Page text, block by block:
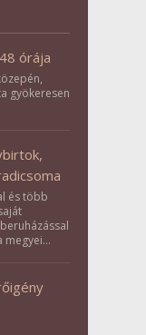
órája
gyökeresen
és több
megyei